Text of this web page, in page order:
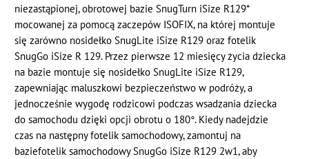
niezastąpionej, obrotowej bazie SnugTurn iSize R129*
mocowanej za pomocą zaczepów ISOFIX, na której montuje
się zarówno nosidełko SnugLite iSize R129 oraz fotelik
SnugGo iSize R 129. Przez pierwsze 12 miesięcy życia dziecka
na bazie montuje się nosidełko SnugLite iSize R129,
zapewniając maluszkowi bezpieczeństwo w podróży, a
jednocześnie wygodę rodzicowi podczas wsadzania dziecka
do samochodu dzięki opcji obrotu o 180°. Kiedy nadejdzie
czas na następny fotelik samochodowy, zamontuj na
baziefotelik samochodowy SnugGo iSize R129 2w1, aby